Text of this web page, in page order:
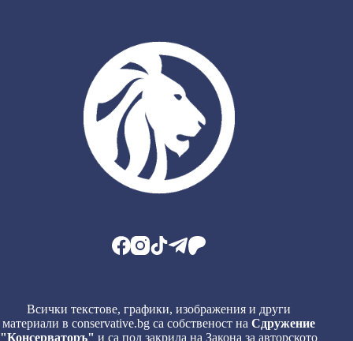
Всички текстове, графики, изображения и други
материали в conservative.bg са собственост наСдружение
"Консерваторъ" и са под закрила на Закона за авторското